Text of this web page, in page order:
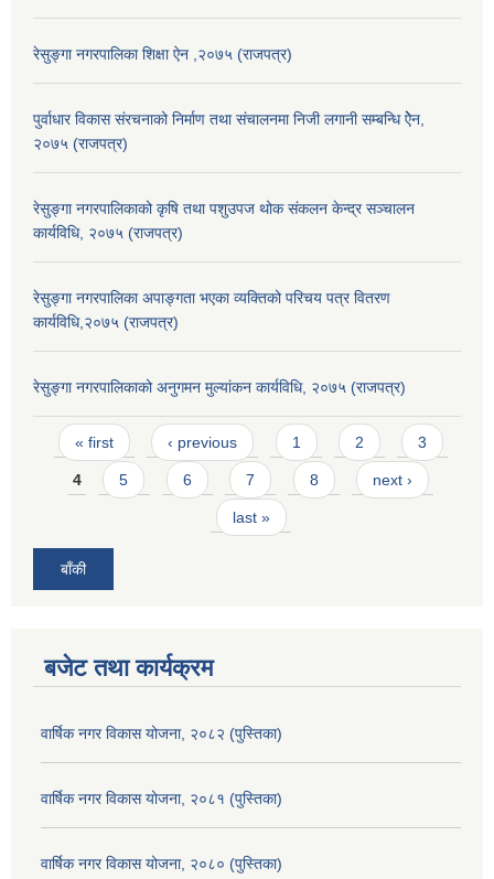
रेसुङ्गा नगरपालिका शिक्षा ऐन ,२०७५ (राजपत्र)
पुर्वाधार विकास संरचनाको निर्माण तथा स‌ंचालनमा निजी लगानी सम्बन्धि ऐेन,
२०७५ (राजपत्र)
रेसुङ्गा नगरपालिकाको कृषि तथा पशुउपज थोक संकलन केन्द्र सञ्चालन
कार्यविधि, २०७५ (राजपत्र)
रेसुङ्गा नगरपालिका अपाङ्गता भएका व्यक्तिको परिचय पत्र वितरण
कार्यविधि,२०७५ (राजपत्र)
रेसुङ्गा नगरपालिकाको अनुगमन मुल्यांकन कार्यविधि, २०७५ (राजपत्र)
Pages
« first ‹ previous 1 2 3
4 5 6 7 8 next ›
last »
बाँकी
बजेट तथा कार्यक्रम
वार्षिक नगर विकास योजना, २०८२ (पुस्तिका)
वार्षिक नगर विकास योजना, २०८१ (पुस्तिका)
वार्षिक नगर विकास योजना, २०८० (पुस्तिका)